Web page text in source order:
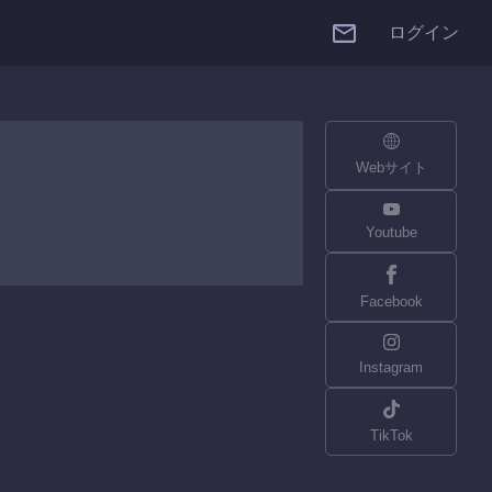
ログイン
Webサイト
Youtube
Facebook
Instagram
TikTok